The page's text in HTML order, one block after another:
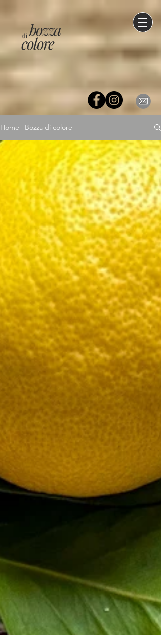
di
colore
bozza
Home | Bozza di colore